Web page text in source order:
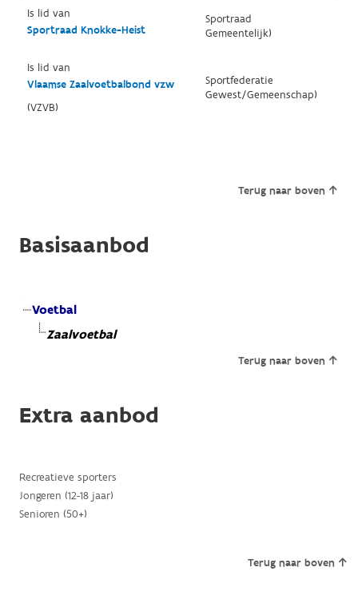
Is lid van
Sportraad Knokke-Heist
Sportraad
Gemeentelijk)
Is lid van
Vlaamse Zaalvoetbalbond vzw
(VZVB)
Sportfederatie
Gewest/Gemeenschap)
Terug naar boven
Basisaanbod
Voetbal
Zaalvoetbal
Terug naar boven
Extra aanbod
Recreatieve sporters
Jongeren (12-18 jaar)
Senioren (50+)
Terug naar boven